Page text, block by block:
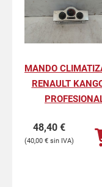
MANDO
RENAULT
48,40 €
40,00 €